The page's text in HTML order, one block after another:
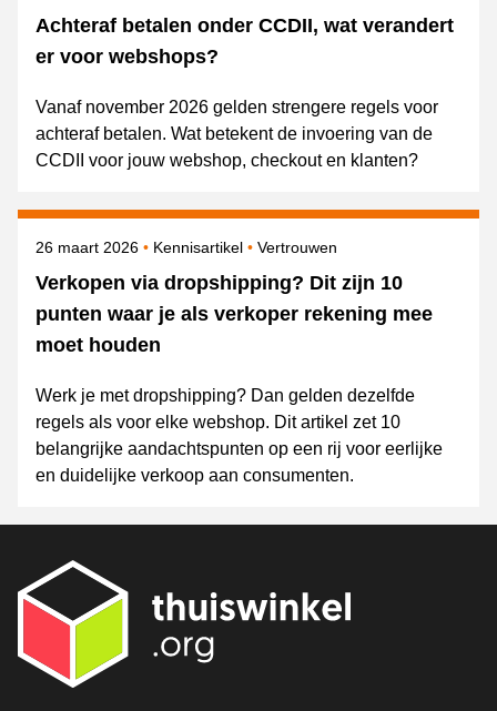
Achteraf betalen onder CCDII, wat verandert
er voor webshops?
Vanaf november 2026 gelden strengere regels voor
achteraf betalen. Wat betekent de invoering van de
CCDII voor jouw webshop, checkout en klanten?
Verkopen via dropshipping? Dit zijn 10
punten waar je als verkoper rekening mee
moet houden
Gepubliceerd op
26 maart 2026 Kennisartikel Onderwerpen
Vertrouwen
Werk je met dropshipping? Dan gelden dezelfde
regels als voor elke webshop. Dit artikel zet 10
belangrijke aandachtspunten op een rij voor eerlijke
en duidelijke verkoop aan consumenten.